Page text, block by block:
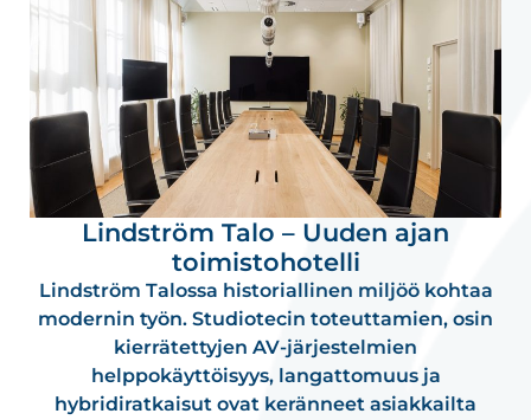
Lindström Talo – Uuden ajan
toimistohotelli
Lindström Talossa historiallinen miljöö kohtaa
modernin työn. Studiotecin toteuttamien, osin
kierrätettyjen AV-järjestelmien
helppokäyttöisyys, langattomuus ja
hybridiratkaisut ovat keränneet asiakkailta